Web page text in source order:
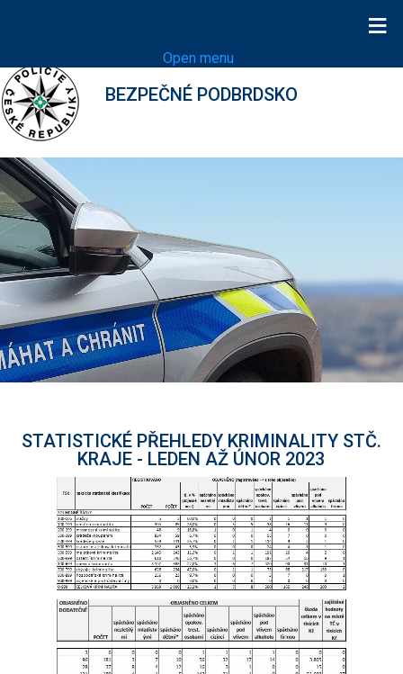
≡
Open menu
BEZPEČNÉ PODBRDSKO
STATISTICKÉ PŘEHLEDY KRIMINALITY STČ.
KRAJE - LEDEN AŽ ÚNOR 2023